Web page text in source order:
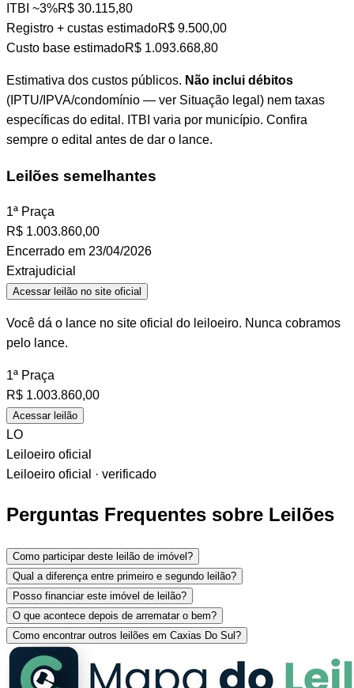
ITBI ~3%R$ 30.115,80
Registro + custas estimadoR$ 9.500,00
Custo base estimadoR$ 1.093.668,80
Estimativa dos custos públicos. Não inclui débitos
(IPTU/IPVA/condomínio — ver Situação legal) nem taxas
específicas do edital. ITBI varia por município. Confira
sempre o edital antes de dar o lance.
Leilões semelhantes
1ª Praça
R$ 1.003.860,00
Encerrado em 23/04/2026
Extrajudicial
Acessar leilão no site oficial
Você dá o lance no site oficial do leiloeiro. Nunca cobramos
pelo lance.
1ª Praça
R$ 1.003.860,00
Acessar leilão
LO
Leiloeiro oficial
Leiloeiro oficial · verificado
Perguntas Frequentes sobre Leilões
Como participar deste leilão de imóvel?
Qual a diferença entre primeiro e segundo leilão?
Posso financiar este imóvel de leilão?
O que acontece depois de arrematar o bem?
Como encontrar outros leilões em Caxias Do Sul?